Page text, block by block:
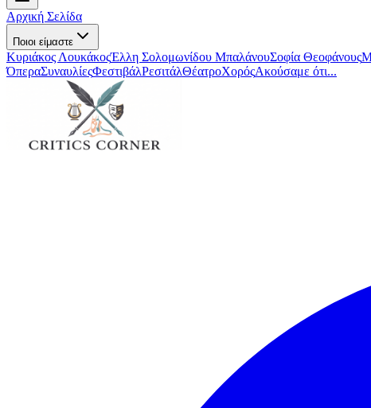
Αρχική Σελίδα
Ποιοι είμαστε
Κυριάκος ΛουκάκοςΈλλη Σολομωνίδου ΜπαλάνουΣοφία Θεοφάνους
ΌπεραΣυναυλίεςΦεστιβάλΡεσιτάλΘέατροΧορόςΑκούσαμε ότι...